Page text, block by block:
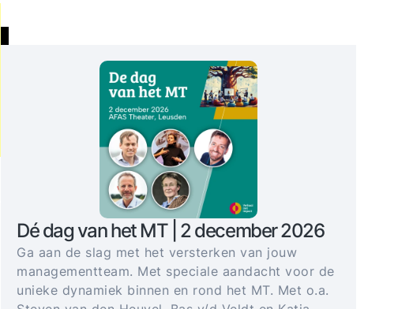
Dé dag van het MT | 2 december 2026
Ga aan de slag met het versterken van jouw
managementteam. Met speciale aandacht voor de
unieke dynamiek binnen en rond het MT. Met o.a.